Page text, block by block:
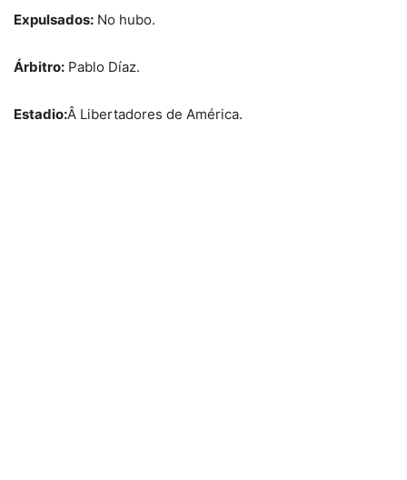
Expulsados: No hubo.
Árbitro: Pablo Díaz.
Estadio:Â Libertadores de América.